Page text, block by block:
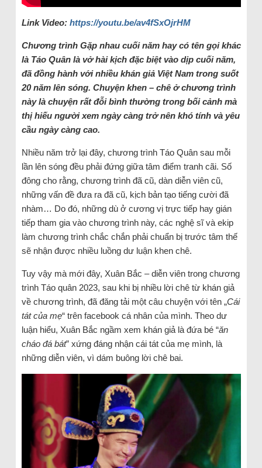
Link Video: https://youtu.be/av4fSxOjrHM
Chương trình Gặp nhau cuối năm hay có tên gọi khác
là Táo Quân là vở hài kịch đặc biệt vào dịp cuối năm,
đã đồng hành với nhiều khán giả Việt Nam trong suốt
20 năm lên sóng. Chuyện khen – chê ở chương trình
này là chuyện rất đỗi bình thường trong bối cảnh mà
thị hiếu người xem ngày càng trở nên khó tính và yêu
cầu ngày càng cao.
Nhiều năm trở lại đây, chương trình Táo Quân sau mỗi
lần lên sóng đều phải đứng giữa tâm điểm tranh cãi. Số
đông cho rằng, chương trình đã cũ, dàn diễn viên cũ,
những vấn đề đưa ra đã cũ, kịch bản tạo tiếng cười đã
nhàm… Do đó, những dù ở cương vị trực tiếp hay gián
tiếp tham gia vào chương trình này, các nghệ sĩ và ekip
làm chương trình chắc chắn phải chuẩn bị trước tâm thế
sẽ nhận được nhiều luồng dư luận khen chê.
Tuy vậy mà mới đây, Xuân Bắc – diễn viên trong chương
trình Táo quân 2023, sau khi bị nhiều lời chê từ khán giả
về chương trình, đã đăng tải một câu chuyện với tên „Cái
tát của mẹ“ trên facebook cá nhân của mình. Theo dư
luận hiểu, Xuân Bắc ngầm xem khán giả là đứa bé “ăn
cháo đá bát” xứng đáng nhận cái tát của mẹ mình, là
những diễn viên, vì dám buông lời chê bai.